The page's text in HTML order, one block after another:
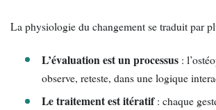
La physiologie du changement se traduit par
L’évaluation est un processus :
observe, reteste, dans une logique
Le traitement est itératif: chaque